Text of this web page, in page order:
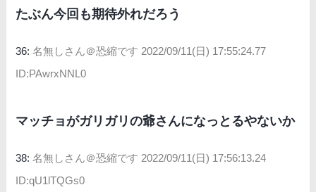
たぶん今回も期待外れだろう
36:名無しさん＠恐縮です 2022/09/11(日) 17:55:24.77
ID:PAwrxNNL0
マッチョがガリガリの爺さんになっとるやないか
38:名無しさん＠恐縮です 2022/09/11(日) 17:56:13.24
ID:qU1lTQGs0